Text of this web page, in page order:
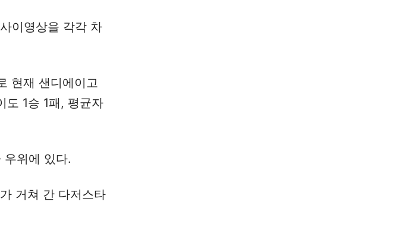
이영상을 각각 차
현재 샌디에이고
도 1승 1패, 평균자
우위에 있다.
거쳐 간 다저스타